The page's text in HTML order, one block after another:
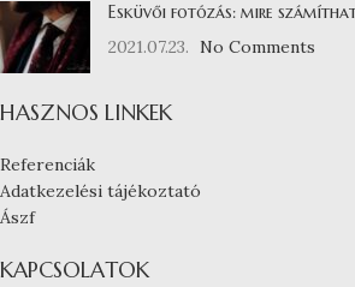
Esküvői fotózás: mire
2021.07.23.
No Comments
HASZNOS LINKEK
Referenciák
Adatkezelési tájékoztató
Ászf
KAPCSOLATOK